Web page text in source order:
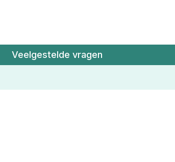
Veelgestelde vragen